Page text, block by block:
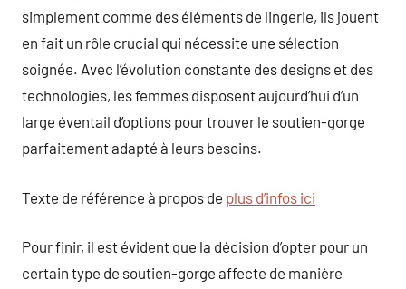
simplement comme des éléments de lingerie, ils jouent
en fait un rôle crucial qui nécessite une sélection
soignée. Avec l’évolution constante des designs et des
technologies, les femmes disposent aujourd’hui d’un
large éventail d’options pour trouver le soutien-gorge
parfaitement adapté à leurs besoins.
Texte de référence à propos de plus d’infos ici
Pour finir, il est évident que la décision d’opter pour un
certain type de soutien-gorge affecte de manière